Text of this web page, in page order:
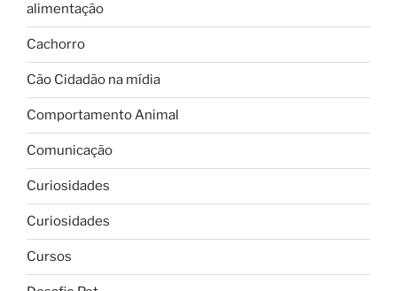
alimentação
Cachorro
Cão Cidadão na mídia
Comportamento Animal
Comunicação
Curiosidades
Curiosidades
Cursos